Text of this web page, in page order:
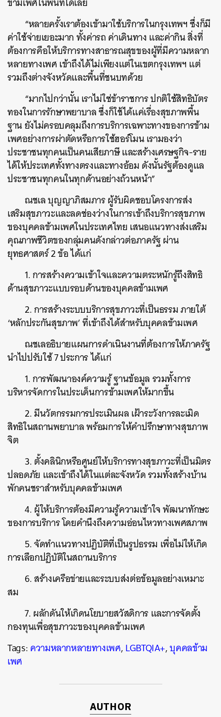
“หลายครั้งเราต้องเข้ามาใช้บริการในกรุงเทพฯ ซึ่งก็มี
ค่าใช้จ่ายเยอะมาก ทั้งค่ารถ ค่าเดินทาง และค่ากิน สิ่งที่
ต้องการคือให้บริการทางสาธารณสุขของผู้ที่มีความหลาก
หลายทางเพศ เข้าถึงได้ไม่เพียงแต่ในเขตกรุงเทพฯ แต่
รวมถึงต่างจังหวัดและพื้นที่ชนบทด้วย
“มากไปกว่านั้น เราไม่ใช่ข้าราชการ ปกติใช้สิทธิบัตร
ทองในการรักษาพยาบาล ซึ่งก็ใช้ได้แค่เรื่องสุขภาพพื้น
ฐาน ยังไม่ครอบคลุมถึงการบริการเฉพาะทางของการข้าม
เพศอย่างการผ่าตัดหรือการใช้ฮอร์โมน เรามองว่า
ประชาชนทุกคนเป็นคนเสียภาษี และสร้างเศรษฐกิจ-ราย
ได้ให้ประเทศทั้งทางตรงและทางอ้อม ดังนั้นรัฐต้องดูแล
ประชาชนทุกคนในทุกด้านอย่างถ้วนหน้า”
ณชเล บุญญาภิสมภาร ผู้รับผิดชอบโครงการส่ง
เสริมสุขภาวะและลดช่องว่างในการเข้าถึงบริการสุขภาพ
ของบุคคลข้ามเพศในประเทศไทย เสนอแนวทางส่งเสริม
คุณภาพชีวิตของกลุ่มคนดังกล่าวต่อภาครัฐ ผ่าน
ยุทธศาสตร์ 2 ข้อ ได้แก่
1. การสร้างความเข้าใจและความตระหนักรู้ถึงสิทธิ
ด้านสุขภาวะแบบรอบด้านของบุคคลข้ามเพศ
2. การสร้างระบบบริการสุขภาวะที่เป็นธรรม ภายใต้
‘หลักประกันสุขภาพ’ ที่เข้าถึงได้สำหรับบุคคลข้ามเพศ
ณชเลอธิบายแผนการดำเนินงานที่ต้องการให้ภาครัฐ
นำไปปรับใช้ 7 ประการ ได้แก่
1. การพัฒนาองค์ความรู้ ฐานข้อมูล รวมทั้งการ
บริหารจัดการในประเด็นการข้ามเพศให้มากขึ้น
2. มีนวัตกรรมการประเมินผล เฝ้าระวังการละเมิด
สิทธิในสถานพยาบาล พร้อมการให้คำปรึกษาทางสุขภาพ
จิต
3. ตั้งคลินิกหรือศูนย์ให้บริการทางสุขภาวะที่เป็นมิตร
ปลอดภัย และเข้าถึงได้ในแต่ละจังหวัด รวมทั้งสร้างบ้าน
พักคนชราสำหรับบุคคลข้ามเพศ
4. ผู้ให้บริการต้องมีความรู้ความเข้าใจ พัฒนาทักษะ
ของการบริการ โดยคำนึงถึงความอ่อนไหวทางเพศสภาพ
5. จัดทำแนวทางปฏิบัติที่เป็นรูปธรรม เพื่อไม่ให้เกิด
การเลือกปฏิบัติในสถานบริการ
6. สร้างเครือข่ายและระบบส่งต่อข้อมูลอย่างเหมาะ
สม
7. ผลักดันให้เกิดนโยบายสวัสดิการ และการจัดตั้ง
กองทุนเพื่อสุขภาวะของบุคคลข้ามเพศ
Tags:ความหลากหลายทางเพศ,LGBTQIA+,บุคคลข้าม
เพศ
AUTHOR
ค้นหา
SHARE TWEET LINE EMAIL